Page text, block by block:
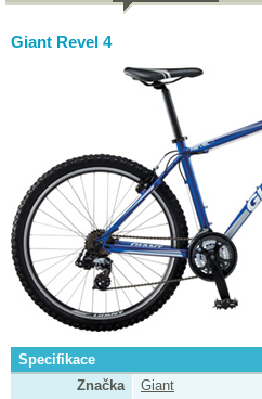
Giant Revel 4
Specifikace
Značka
Giant